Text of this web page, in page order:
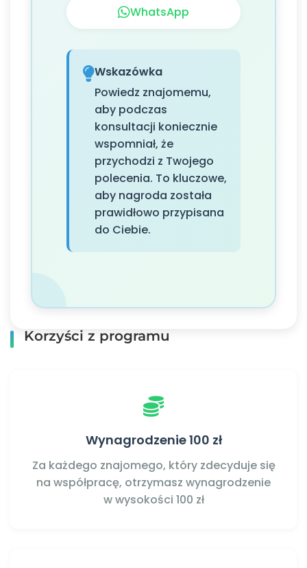
WhatsApp
Wskazówka
Powiedz znajomemu,
aby podczas
konsultacji koniecznie
wspomniał, że
przychodzi z Twojego
polecenia. To kluczowe,
aby nagroda została
prawidłowo przypisana
do Ciebie.
Korzyści z programu
Wynagrodzenie 100 zł
Za każdego znajomego, który zdecyduje się
na współpracę, otrzymasz wynagrodzenie
w wysokości 100 zł